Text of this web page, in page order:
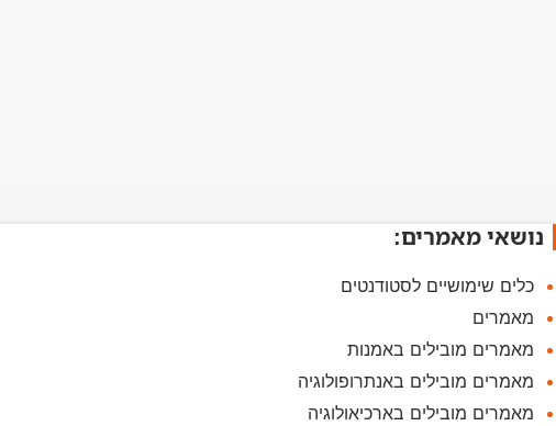
נושאי מאמרים:
כלים שימושיים לסטודנטים
מאמרים
מאמרים מובילים באמנות
מאמרים מובילים באנתרופולוגיה
מאמרים מובילים בארכיאולוגיה